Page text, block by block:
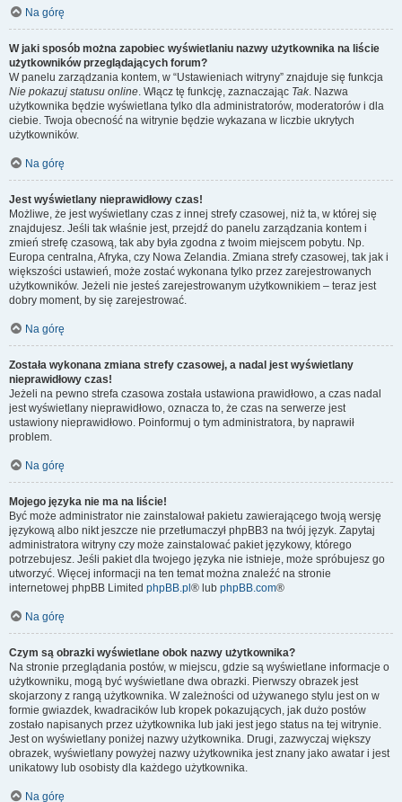
Na górę
W jaki sposób można zapobiec wyświetlaniu nazwy użytkownika na liście
użytkowników przeglądających forum?
W panelu zarządzania kontem, w “Ustawieniach witryny” znajduje się funkcja
Nie pokazuj statusu online. Włącz tę funkcję, zaznaczając Tak. Nazwa
użytkownika będzie wyświetlana tylko dla administratorów, moderatorów i dla
ciebie. Twoja obecność na witrynie będzie wykazana w liczbie ukrytych
użytkowników.
Na górę
Jest wyświetlany nieprawidłowy czas!
Możliwe, że jest wyświetlany czas z innej strefy czasowej, niż ta, w której się
znajdujesz. Jeśli tak właśnie jest, przejdź do panelu zarządzania kontem i
zmień strefę czasową, tak aby była zgodna z twoim miejscem pobytu. Np.
Europa centralna, Afryka, czy Nowa Zelandia. Zmiana strefy czasowej, tak jak i
większości ustawień, może zostać wykonana tylko przez zarejestrowanych
użytkowników. Jeżeli nie jesteś zarejestrowanym użytkownikiem – teraz jest
dobry moment, by się zarejestrować.
Na górę
Została wykonana zmiana strefy czasowej, a nadal jest wyświetlany
nieprawidłowy czas!
Jeżeli na pewno strefa czasowa została ustawiona prawidłowo, a czas nadal
jest wyświetlany nieprawidłowo, oznacza to, że czas na serwerze jest
ustawiony nieprawidłowo. Poinformuj o tym administratora, by naprawił
problem.
Na górę
Mojego języka nie ma na liście!
Być może administrator nie zainstalował pakietu zawierającego twoją wersję
językową albo nikt jeszcze nie przetłumaczył phpBB3 na twój język. Zapytaj
administratora witryny czy może zainstalować pakiet językowy, którego
potrzebujesz. Jeśli pakiet dla twojego języka nie istnieje, może spróbujesz go
utworzyć. Więcej informacji na ten temat można znaleźć na stronie
internetowej phpBB Limited phpBB.pl ® lub phpBB.com®
Na górę
Czym są obrazki wyświetlane obok nazwy użytkownika?
Na stronie przeglądania postów, w miejscu, gdzie są wyświetlane informacje o
użytkowniku, mogą być wyświetlane dwa obrazki. Pierwszy obrazek jest
skojarzony z rangą użytkownika. W zależności od używanego stylu jest on w
formie gwiazdek, kwadracików lub kropek pokazujących, jak dużo postów
zostało napisanych przez użytkownika lub jaki jest jego status na tej witrynie.
Jest on wyświetlany poniżej nazwy użytkownika. Drugi, zazwyczaj większy
obrazek, wyświetlany powyżej nazwy użytkownika jest znany jako awatar i jest
unikatowy lub osobisty dla każdego użytkownika.
Na górę